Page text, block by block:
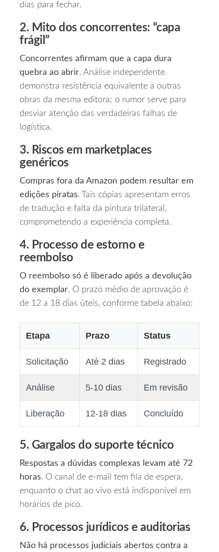
dias para fechar.
2. Mito dos concorrentes: “capa
frágil”
Concorrentes afirmam que a capa dura
quebra ao abrir. Análise independente
demonstra resistência equivalente a outras
obras da mesma editora; o rumor serve para
desviar atenção das verdadeiras falhas de
logística.
3. Riscos em marketplaces
genéricos
Compras fora da Amazon podem resultar em
edições piratas. Tais cópias apresentam erros
de tradução e falta da pintura trilateral,
comprometendo a experiência completa.
4. Processo de estorno e
reembolso
O reembolso só é liberado após a devolução
do exemplar. O prazo médio de aprovação é
de 12 a 18 dias úteis, conforme tabela abaixo:
Etapa Prazo Status
Solicitação Até 2 dias Registrado
Análise 5‑10 dias Em revisão
Liberação 12‑18 dias Concluído
5. Gargalos do suporte técnico
Respostas a dúvidas complexas levam até 72
horas. O canal de e‑mail tem fila de espera,
enquanto o chat ao vivo está indisponível em
horários de pico.
6. Processos jurídicos e auditorias
Não há processos judiciais abertos contra a